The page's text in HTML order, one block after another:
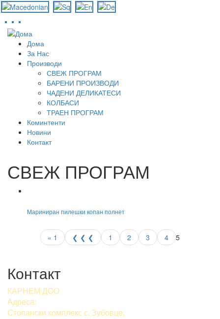
Skip
content
Дома
За Нас
Производи
СВЕЖ ПРОГРАМ
БАРЕНИ ПРОИЗВОДИ
ЧАДЕНИ ДЕЛИКАТЕСИ
КОЛБАСИ
ТРАЕН ПРОГРАМ
Коминтенти
Новини
Контакт
СВЕЖ ПРОГРАМ
Мариниран пилешки копан полнет
Страници
« 1 ❮ ❮ ❮ 1 2 3 4 5
Контакт
КАРНЕМ ДОО
Адреса:
Стопански комплекс с. Зубовце,